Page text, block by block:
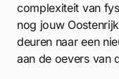
complexiteit van
nog jouw
deuren naar een
aan de oevers van